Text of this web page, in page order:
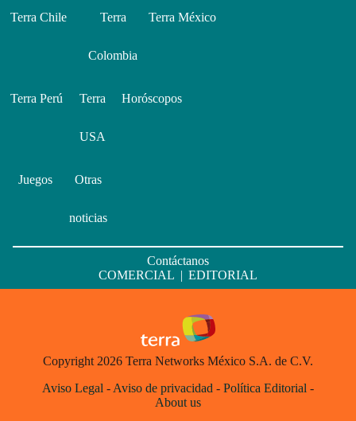
Terra Chile Terra
Colombia
Terra México
Terra Perú Terra
USA
Horóscopos
Juegos Otras
noticias
Contáctanos
COMERCIAL | EDITORIAL
Copyright 2026 Terra Networks México S.A. de C.V.
Aviso Legal - Aviso de privacidad - Política Editorial -
About us